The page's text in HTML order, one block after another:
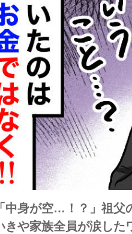
「中身が空…！？」祖父
きや家族全員が涙した